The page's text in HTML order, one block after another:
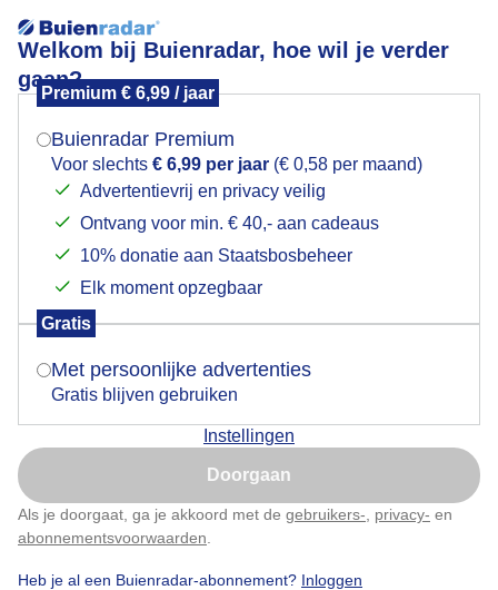
Welkom bij Buienradar, hoe wil je verder
gaan?
Premium € 6,99 / jaar
Buienradar Premium
Voor slechts € 6,99 per jaar (€ 0,58 per maand)
Advertentievrij en privacy veilig
Ontvang voor min. € 40,- aan cadeaus
10% donatie aan Staatsbosbeheer
Elk moment opzegbaar
Gratis
Met persoonlijke advertenties
Gratis blijven gebruiken
Instellingen
Doorgaan
Als je doorgaat, ga je akkoord met de gebruikers- privacy- en
abonnementsvoorwaarden
Heb je al een Buienradar-abonnement? Inloggen
GENIETEN VAN DE WIND
Door: Els Bax Gemaakt: 07-06-2026, 37x bekeken
Mogen we je locatie gebruiken voor het
Indien je hier nog geen akkoord op hebt gegeven,
verschijnt er zo een pop-up uit je browser waarin
Is goed, toon de popup
Nu niet, misschien later
Klik hierom dit aan te passen